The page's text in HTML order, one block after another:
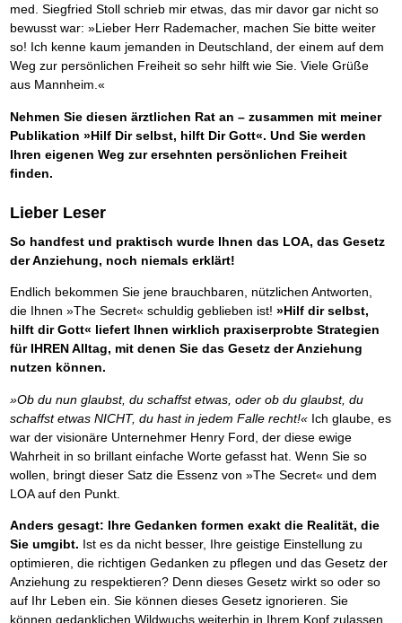
med. Siegfried Stoll schrieb mir etwas, das mir davor gar nicht so
bewusst war: »Lieber Herr Rademacher, machen Sie bitte weiter
so! Ich kenne kaum jemanden in Deutschland, der einem auf dem
Weg zur persönlichen Freiheit so sehr hilft wie Sie. Viele Grüße
aus Mannheim.«
Nehmen Sie diesen ärztlichen Rat an – zusammen mit meiner
Publikation »Hilf Dir selbst, hilft Dir Gott«. Und Sie werden
Ihren eigenen Weg zur ersehnten persönlichen Freiheit
finden.
Lieber Leser
So handfest und praktisch wurde Ihnen das LOA, das Gesetz
der Anziehung, noch niemals erklärt!
Endlich bekommen Sie jene brauchbaren, nützlichen Antworten,
die Ihnen »The Secret« schuldig geblieben ist! »Hilf dir selbst,
hilft dir Gott« liefert Ihnen wirklich praxiserprobte Strategien
für IHREN Alltag, mit denen Sie das Gesetz der Anziehung
nutzen können.
»Ob du nun glaubst, du schaffst etwas, oder ob du glaubst, du
schaffst etwas NICHT, du hast in jedem Falle recht!«Ich glaube, es
war der visionäre Unternehmer Henry Ford, der diese ewige
Wahrheit in so brillant einfache Worte gefasst hat. Wenn Sie so
wollen, bringt dieser Satz die Essenz von »The Secret« und dem
LOA auf den Punkt.
Anders gesagt: Ihre Gedanken formen exakt die Realität, die
Sie umgibt. Ist es da nicht besser, Ihre geistige Einstellung zu
optimieren, die richtigen Gedanken zu pflegen und das Gesetz der
Anziehung zu respektieren? Denn dieses Gesetz wirkt so oder so
auf Ihr Leben ein. Sie können dieses Gesetz ignorieren. Sie
können gedanklichen Wildwuchs weiterhin in Ihrem Kopf zulassen